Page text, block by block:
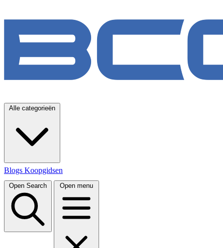
Alle categorieën
Blogs Koopgidsen
Open Search Open menu